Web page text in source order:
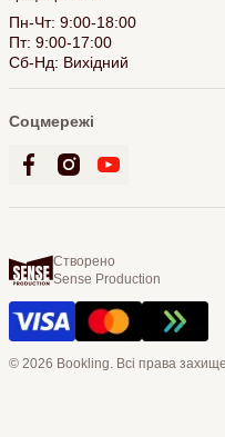
Пн-Чт: 9:00-18:00
Пт: 9:00-17:00
Сб-Нд: Вихідний
Соцмережі
Створено
Sense Production
© 2026 Bookling. Всі права